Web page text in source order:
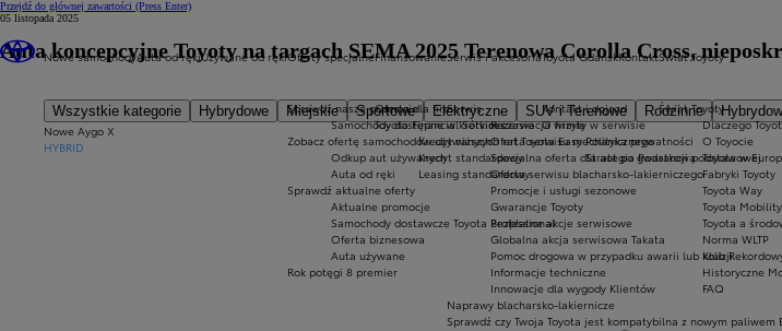
Przejdź do głównej zawartości (Press Enter)
Nowe samochody
Wszystkie kategorie Hybrydowe Miejskie Sportowe Elektryczne SUV i Terenowe Rodzinne
Nowe Aygo X
HYBRID
Auta od rękiUżywane od rękiOferty specjalne
Sprawdź nasze promocje
Samochody dostępne w krótkim czasie
Zobacz ofertę samochodów używanych
Odkup aut używanych
Auta od ręki
Sprawdź aktualne oferty
Aktualne promocje
Samochody dostawcze Toyota Professional
Oferta biznesowa
Auta używane
Rok potęgi 8 premier
Finansowanie
Oferta dla firm
Toyota Financial Services
Kredyt niższych rat Toyota Easy
Kredyt standardowy
Leasing standardowy
Serwis i akcesoria
Serwis
Rezerwacja wizyty w serwisie
Oferta serwisu mechanicznego
Specjalna oferta dla aut po gwarancji podstawowej
Oferta serwisu blacharsko-lakierniczego
Promocje i usługi sezonowe
Gwarancje Toyoty
Bezpłatne akcje serwisowe
Globalna akcja serwisowa Takata
Pomoc drogowa w przypadku awarii lub kolizji
Informacje techniczne
Innowacje dla wygody Klientów
Naprawy blacharsko-lakiernicze
Sprawdź czy Twoja Toyota jest kompatybilna z nowym paliwem
Toyota Gdańsk
Kontakt i dojazd
O firmie
Polityka prywatności
Strategia Podatkowa
KontaktŚwiat Toyoty
Świat Toyoty
Dlaczego
O Toyocie
Toyota w
Fabryki Toyoty
Toyota Way
Toyota Mobility
Toyota a
Norma WLTP
Klub
Historyczne
FAQ
05 listopada 2025
Auta koncepcyjne Toyoty na targach SEMA 2025 Terenowa Corolla Cross,